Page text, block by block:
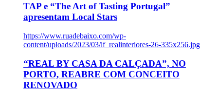
TAP e “The Art of Tasting Portugal”
apresentam Local Stars
https://www.ruadebaixo.com/wp-
content/uploads/2023/03/lf_realinteriores-26-335x256.jpg
“REAL BY CASA DA CALÇADA”, NO
PORTO, REABRE COM CONCEITO
RENOVADO